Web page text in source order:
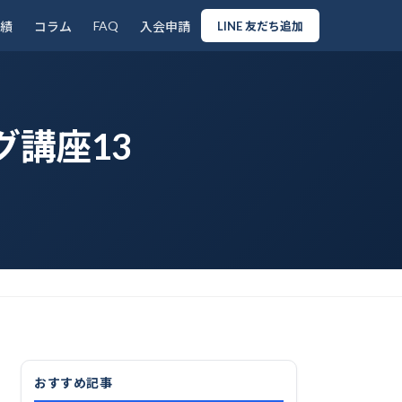
コラム FAQ 入会申請 LINE 友だち追加
講座13
おすすめ記事